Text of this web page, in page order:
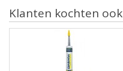
Klanten kochten ook